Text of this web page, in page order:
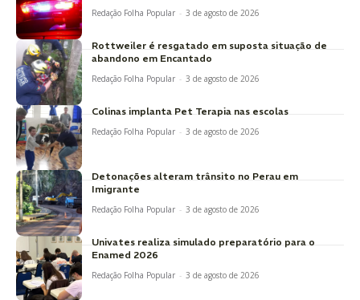
Redação Folha Popular - 3 de agosto de 2026
Rottweiler é resgatado em suposta situação de
abandono em Encantado
Redação Folha Popular - 3 de agosto de 2026
Colinas implanta Pet Terapia nas escolas
Redação Folha Popular - 3 de agosto de 2026
Detonações alteram trânsito no Perau em
Imigrante
Redação Folha Popular - 3 de agosto de 2026
Univates realiza simulado preparatório para o
Enamed 2026
Redação Folha Popular - 3 de agosto de 2026